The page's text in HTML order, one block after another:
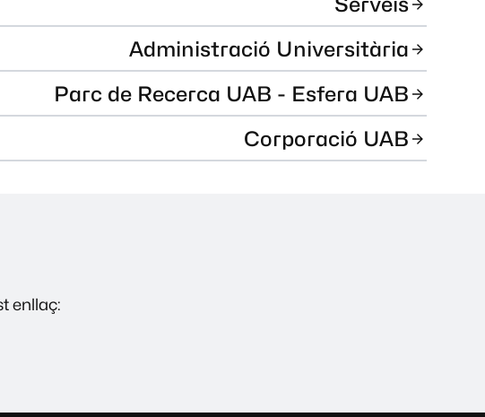
Administració Universitària
Parc de Recerca UAB - Esfera UAB
Corporació UAB
enllaç: